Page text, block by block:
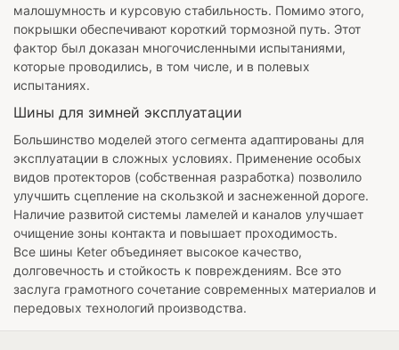
малошумность и курсовую стабильность. Помимо этого,
покрышки обеспечивают короткий тормозной путь. Этот
фактор был доказан многочисленными испытаниями,
которые проводились, в том числе, и в полевых
испытаниях.
Шины для зимней эксплуатации
Большинство моделей этого сегмента адаптированы для
эксплуатации в сложных условиях. Применение особых
видов протекторов (собственная разработка) позволило
улучшить сцепление на скользкой и заснеженной дороге.
Наличие развитой системы ламелей и каналов улучшает
очищение зоны контакта и повышает проходимость.
Все шины Keter объединяет высокое качество,
долговечность и стойкость к повреждениям. Все это
заслуга грамотного сочетание современных материалов и
передовых технологий производства.